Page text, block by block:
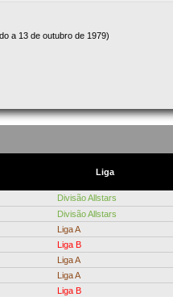
a 13 de outubro de 1979)
Liga
Divisão Allstars
Divisão Allstars
Liga A
Liga B
Liga A
Liga A
Liga B